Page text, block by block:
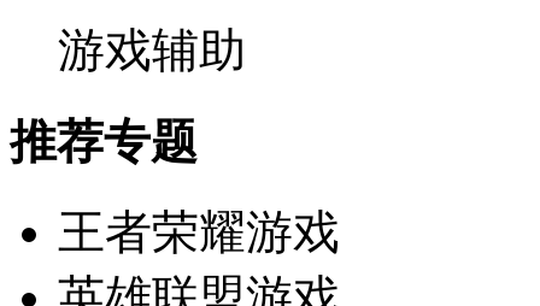
游戏辅助
推荐专题
王者荣耀游戏